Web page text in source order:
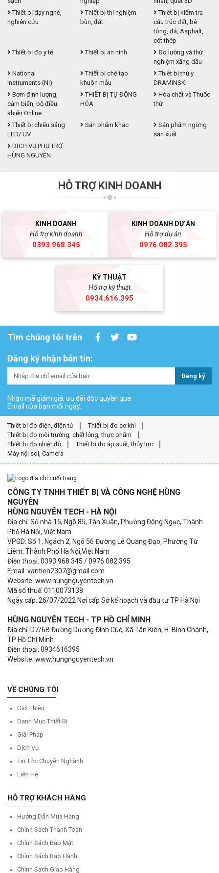
Thiết bị dạy nghề,
nghiên cứu
Thiết bị thí nghiệm
bùn, đất
Thiết bị kiểm tra
cấu trúc đất, bê
tông, đá, Asphalt,
cốt thép
Thiết bị đo y tế
Thiết bị an ninh
Đo lường và thử
nghiệm xăng dầu
National
Instruments (NI)
Thiết bị chế tạo
khuôn mẫu
Thiết bị thú y
DRAMINSKI
Bơm định lượng,
cảm biến, bộ điều
khiển Online
THIẾT BỊ TỰ ĐỘNG
HÓA
Hóa chất và Thuốc
thử
Thiết bị chiếu sáng
LED/ UV
Sản phẩm khác
Sản phẩm ngừng
sản xuất
DỊCH VỤ PHỤ TRỢ
HÙNG NGUYÊN
HỖ TRỢ KINH DOANH
KINH DOANH
Hỗ trợ kinh doanh
0393.968.345
KINH DOANH DỰ ÁN
Hỗ trợ dự án
0976.082.395
KỸ THUẬT
Hỗ trợ kỹ thuật
0934.616.395
Tìm chúng tôi trên
Đăng ký nhận bản tin:
Đăng ký
Nhận mã giảm giá, ưu đãi độc quyền qua
Email của bạn mỗi ngày.
Thiết bị đo điện, điện tử
Thiết bị đo cơ khí
Thiết bị đo môi trường, chất lỏng, thực phẩm
Thiết bị đo nhiệt độ
Thiết bị đo áp suất, thủy lực
Máy nội soi, Camera
CÔNG TY TNHH THIẾT BỊ VÀ CÔNG NGHỆ HÙNG
NGUYÊN
HÙNG NGUYÊN TECH - HÀ NỘI
Địa chỉ: Số nhà 15, Ngõ 85, Tân Xuân, Phường Đông Ngạc, Thành
Phố Hà Nội, Việt Nam
VPGD: Số 1, Ngách 2, Ngõ 56 Đường Lê Quang Đạo, Phường Từ
Liêm, Thành Phố Hà Nội,Việt Nam
Điện thoại: 0393.968.345 / 0976.082.395
Email: vantien2307@gmail.com
Website: www.hungnguyentech.vn
Mã số thuế: 0110073138
Ngày cấp: 26/07/2022 Nơi cấp Sở kế hoạch và đầu tư TP Hà Nội
HÙNG NGUYÊN TECH - TP HỒ CHÍ MINH
Địa chỉ: D7/6B Đường Dương Đình Cúc, Xã Tân Kiên, H. Bình Chánh,
TP Hồ Chí Minh
Điện thoại: 0934616395
Website: www.hungnguyentech.vn
VỀ CHÚNG TÔI
Giới Thiệu
Danh Mục Thiết Bị
Giải Pháp
Dịch Vụ
Tin Tức Chuyên Nghành
Liên Hệ
HỖ TRỢ KHÁCH HÀNG
Hướng Dẫn Mua Hàng
Chính Sách Thanh Toán
Chính Sách Bảo Mật
Chính Sách Bảo Hành
Chính Sách Giao Hàng